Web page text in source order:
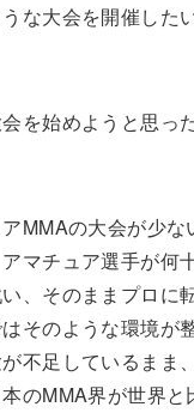
な大会を開催した
を始めようと思っ
MMAの大会が少な
マチュア選手が何
、そのままプロに
そのような環境が
不足しているまま
のMMA界が世界と